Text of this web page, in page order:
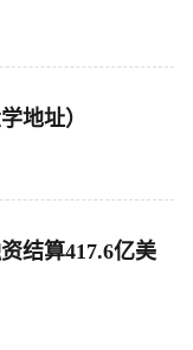
地址）
结算417.6亿美